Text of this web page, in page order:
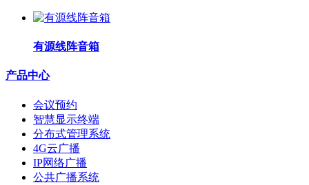
有源线阵音箱
产品中心
会议预约
智慧显示终端
分布式管理系统
4G云广播
IP网络广播
公共广播系统